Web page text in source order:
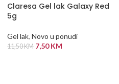
Claresa Gel lak Galaxy Red
5g
Gel lak, Novo u ponudi
11,50KM 7,50KM